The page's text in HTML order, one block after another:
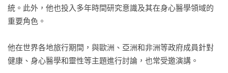
統。此外，他也投入多年時間研究意識及其在身心醫學領域的
重要角色。
他在世界各地旅行期間，與歐洲、亞洲和非洲等政府成員針對
健康、身心醫學和靈性等主題進行討論，也常受邀演講。